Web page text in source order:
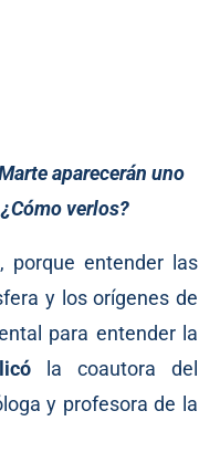
aparecerán uno
verlos?
porque entender las
y los orígenes de
para entender la
la coautora del
y profesora de la